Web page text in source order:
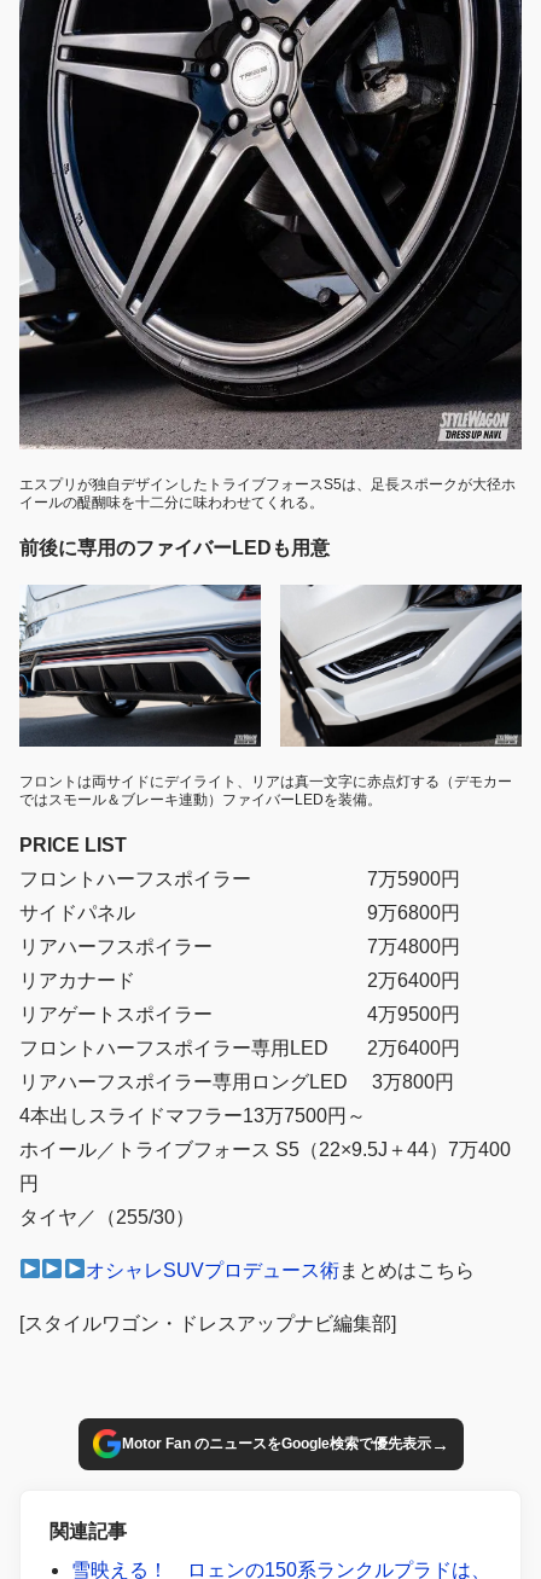
エスプリが独自デザインしたトライブフォースS5は、足長スポークが大径ホ
イールの醍醐味を十二分に味わわせてくれる。
前後に専用のファイバーLEDも用意
フロントは両サイドにデイライト、リアは真一文字に赤点灯する（デモカー
ではスモール＆ブレーキ連動）ファイバーLEDを装備。
PRICE LIST
フロントハーフスポイラー 7万5900円
サイドパネル 9万6800円
リアハーフスポイラー 7万4800円
リアカナード 2万6400円
リアゲートスポイラー 4万9500円
フロントハーフスポイラー専用LED 2万6400円
リアハーフスポイラー専用ロングLED 3万800円
4本出しスライドマフラー13万7500円～
ホイール／トライブフォース S5（22×9.5J＋44）7万400
円
タイヤ／（255/30）
オシャレSUVプロデュース術まとめはこちら
[スタイルワゴン・ドレスアップナビ編集部]
Motor Fan のニュースをGoogle検索で優先表示→
関連記事
雪映える！ ロェンの150系ランクルプラドは、